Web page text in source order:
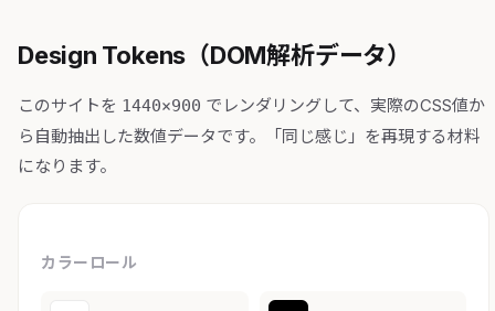
Design Tokens（DOM解析データ）
このサイトを 1440×900 でレンダリングして、実際のCSS値か
ら自動抽出した数値データです。「同じ感じ」を再現する材料
になります。
カラーロール